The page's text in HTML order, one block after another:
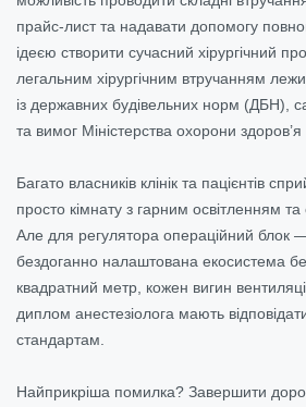
прайс-лист та надавати допомогу
ідеєю створити сучасний хірургічний
легальним хірургічним втручанням
із державних будівельних норм (ДБН),
та вимог Міністерства охорони
Багато власників клінік та пацієнтів
просто кімнату з гарним освітленням
Але для регулятора операційний блок
бездоганно налаштована екосистема
квадратний метр, кожен вигин
диплом анестезіолога мають
стандартам.
Найприкріша помилка? Завершити